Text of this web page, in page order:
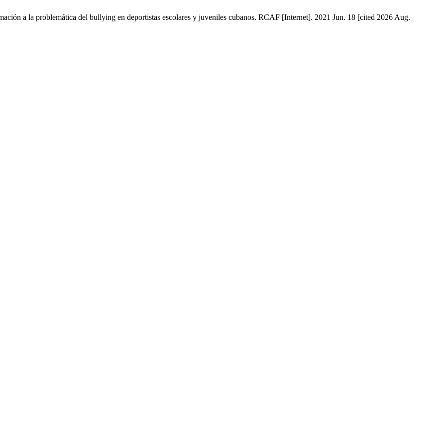
a la problemática del bullying en deportistas escolares y juveniles cubanos. RCAF [Internet]. 2021 Jun. 18 [cited 2026 Aug.